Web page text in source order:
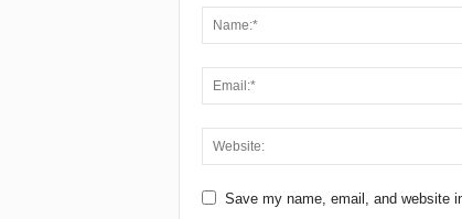
Save my name, email, and website